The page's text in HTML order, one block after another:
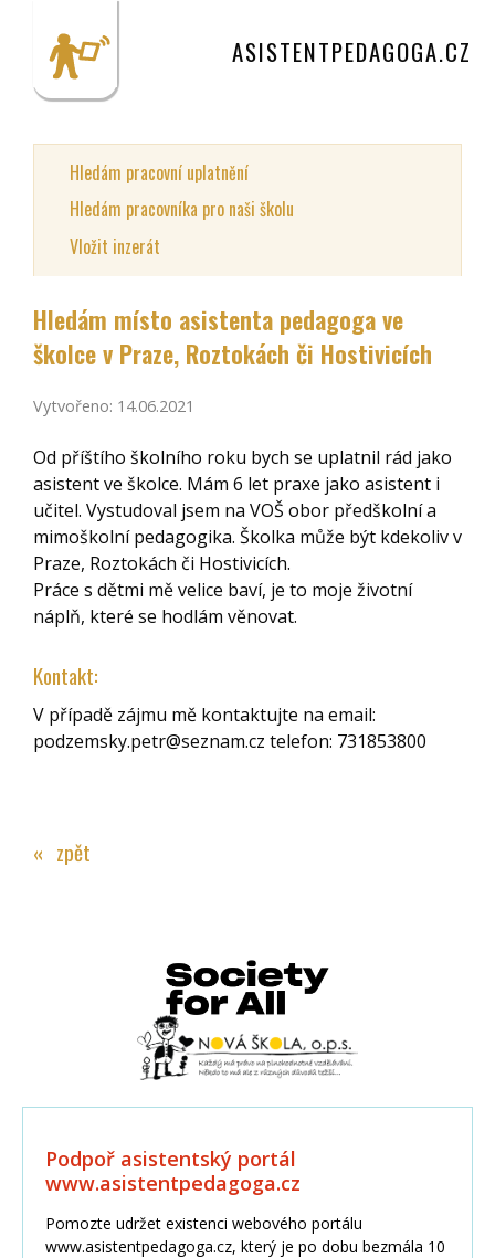
ASISTENTPEDAGOGA.CZ
Hledám pracovní uplatnění
Hledám pracovníka pro naši školu
Vložit inzerát
Hledám místo asistenta pedagoga ve
školce v Praze, Roztokách či Hostivicích
Vytvořeno: 14.06.2021
Od příštího školního roku bych se uplatnil rád jako
asistent ve školce. Mám 6 let praxe jako asistent i
učitel. Vystudoval jsem na VOŠ obor předškolní a
mimoškolní pedagogika. Školka může být kdekoliv v
Praze, Roztokách či Hostivicích.
Práce s dětmi mě velice baví, je to moje životní
náplň, které se hodlám věnovat.
Kontakt:
V případě zájmu mě kontaktujte na email:
podzemsky.petr@seznam.cz telefon: 731853800
« zpět